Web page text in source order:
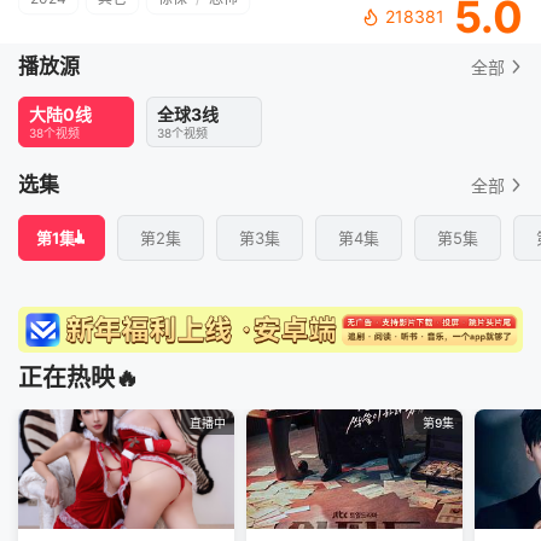
218381 5.0
播放源 全部
大陆0线
38个视频
全球3线
38个视频
选集 全部
第1集 第2集 第3集 第4集 第5集
正在热映🔥
直播中 第9集